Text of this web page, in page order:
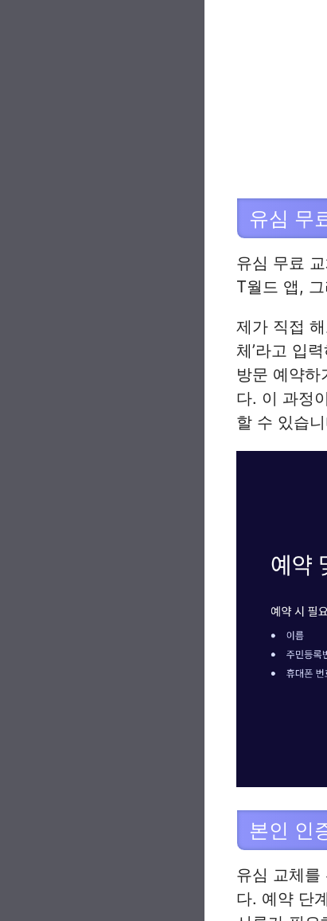
유심 무
유심 무료
T월드 앱,
제가 직접
체’라고 입
방문 예약하
다. 이 과정
할 수 있습
본인 인
유심 교체를
다. 예약 단